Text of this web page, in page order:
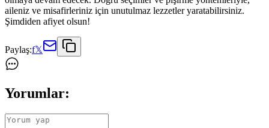
aileniz ve misafirleriniz için unutulmaz lezzetler yaratabilirsiniz.
Şimdiden afiyet olsun!
Paylaş:f𝕏
Yorumlar: